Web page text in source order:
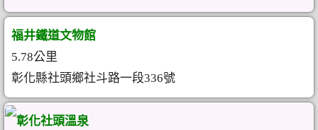
福井鐵道文物館
5.78公里
彰化縣社頭鄉社斗路一段336號
彰化社頭溫泉